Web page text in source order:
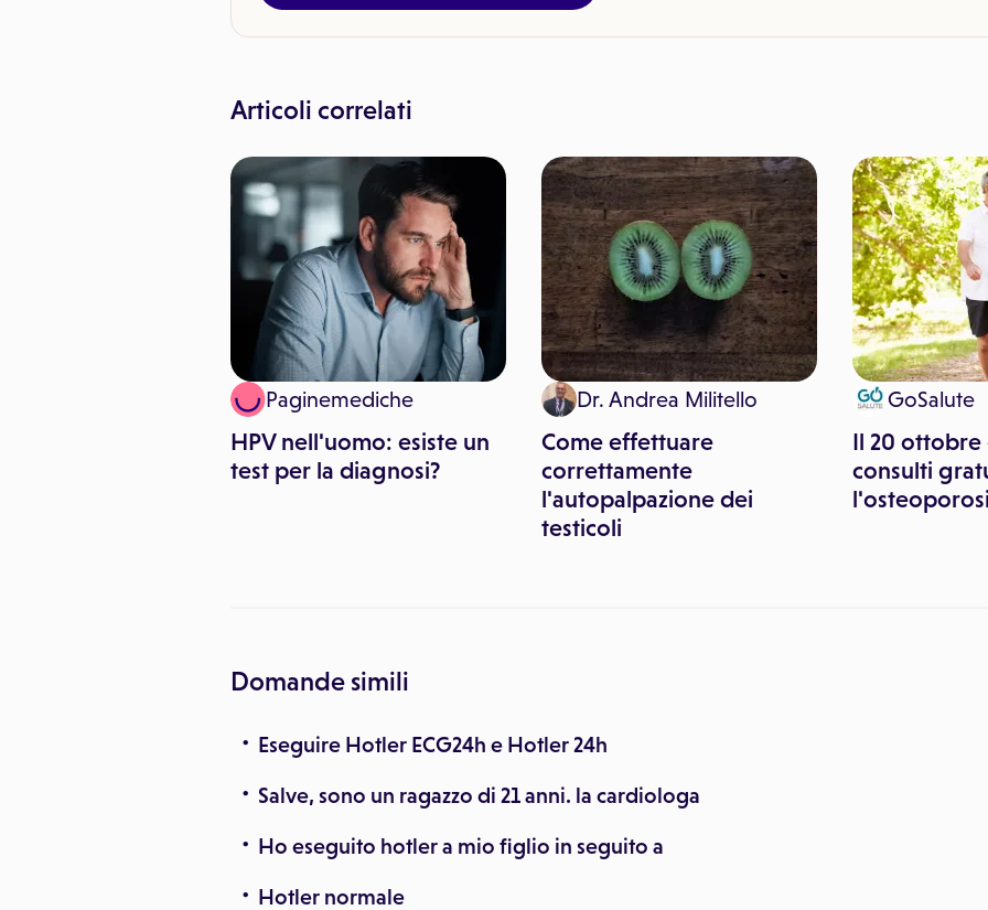
Articoli correlati
Paginemediche
HPV nell'uomo: esiste un
test per la diagnosi?
Dr. Andrea Militello
Come effettuare
correttamente
l'autopalpazione dei
testicoli
GoSalute
Il 20 ottobre
consulti
Domande simili
Eseguire Hotler ECG24h e Hotler 24h
Salve, sono un ragazzo di 21 anni. la cardiologa
Ho eseguito hotler a mio figlio in seguito a
Hotler normale